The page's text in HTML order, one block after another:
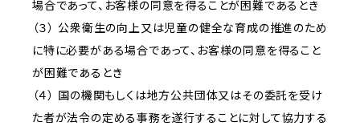
場合であって、お客様の同意を得ることが困難であるとき
（３） 公衆衛生の向上又は児童の健全な育成の推進のため
に特に必要がある場合であって、お客様の同意を得ること
が困難であるとき
（４） 国の機関もしくは地方公共団体又はその委託を受け
た者が法令の定める事務を遂行することに対して協力する